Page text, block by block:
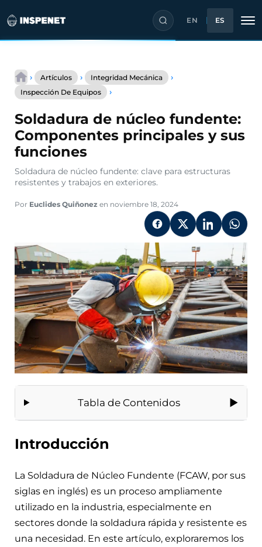
contenido
EN ES
› Artículos › Integridad Mecánica ›
Inspección De Equipos ›Soldadura
fundente:
Componentes
principales
funciones
Soldadura de núcleo fundente:
Componentes principales y sus
funciones
Soldadura de núcleo fundente: clave para estructuras
resistentes y trabajos en exteriores.
Por Euclides Quiñonez en noviembre 18, 2024
Tabla de Contenidos
Introducción
La Soldadura de Núcleo Fundente (FCAW, por sus
siglas en inglés) es un proceso ampliamente
utilizado en la industria, especialmente en
sectores donde la soldadura rápida y resistente es
una necesidad. En este artículo, exploraremos los